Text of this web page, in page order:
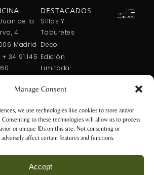
Manage Consent
we use technologies like cookies to store and/or
Consenting to these technologies will allow us to process
or unique IDs on this site. Not consenting or
affect certain features and functions.
Accept
de la
4
Madrid
+ 34 91 145
de
917 81 28
DESTACADOS
Sillas Y
Taburetes
Deco
Edición
Limitada
Mesa
Chic